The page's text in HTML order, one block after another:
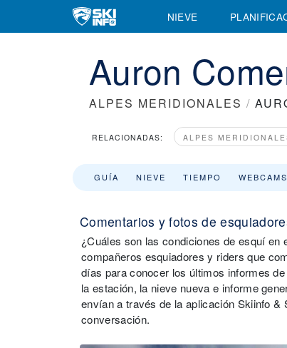
NIEVE
Auron
ALPES MERIDIONALES /
RELACIONADAS: ALPES
GUÍA NIEVE TIEMPO WEBCAMS
Comentarios y fotos de
¿Cuáles son las condiciones de esquí
compañeros esquiadores y riders que
días para conocer los últimos informes
la estación, la nieve nueva e informe
envían a través de la aplicación Skiinfo
conversación.